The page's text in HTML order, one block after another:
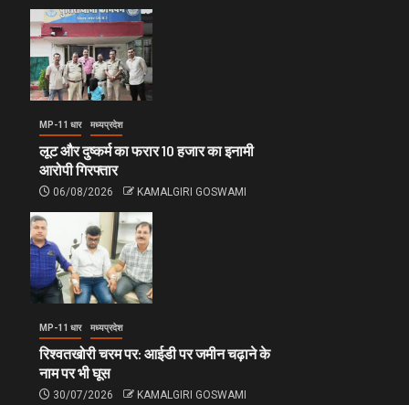
MP-11 धार मध्यप्रदेश
लूट और दुष्कर्म का फरार 10 हजार का इनामी
आरोपी गिरफ्तार
06/08/2026 KAMALGIRI GOSWAMI
MP-11 धार मध्यप्रदेश
रिश्वतखोरी चरम पर: आईडी पर जमीन चढ़ाने के
नाम पर भी घूस
30/07/2026 KAMALGIRI GOSWAMI